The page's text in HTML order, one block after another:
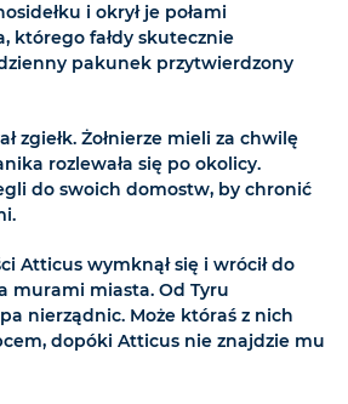
i okrył je połami
którego fałdy skutecznie
pakunek przytwierdzony
zgiełk. Żołnierze mieli za chwilę
rozlewała się po okolicy.
do swoich domostw, by chronić
Atticus wymknął się i wrócił do
murami miasta. Od Tyru
nierządnic. Może któraś z nich
dopóki Atticus nie znajdzie mu